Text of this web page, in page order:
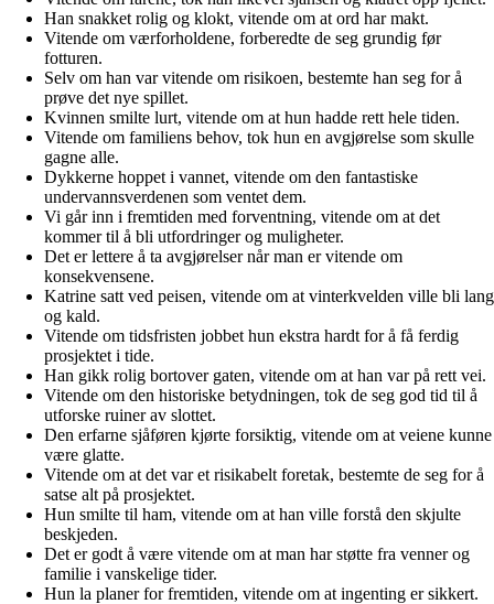
Han snakket rolig og klokt, vitende om at ord har makt.
Vitende om værforholdene, forberedte de seg grundig før
fotturen.
Selv om han var vitende om risikoen, bestemte han seg for å
prøve det nye spillet.
Kvinnen smilte lurt, vitende om at hun hadde rett hele tiden.
Vitende om familiens behov, tok hun en avgjørelse som skulle
gagne alle.
Dykkerne hoppet i vannet, vitende om den fantastiske
undervannsverdenen som ventet dem.
Vi går inn i fremtiden med forventning, vitende om at det
kommer til å bli utfordringer og muligheter.
Det er lettere å ta avgjørelser når man er vitende om
konsekvensene.
Katrine satt ved peisen, vitende om at vinterkvelden ville bli lang
og kald.
Vitende om tidsfristen jobbet hun ekstra hardt for å få ferdig
prosjektet i tide.
Han gikk rolig bortover gaten, vitende om at han var på rett vei.
Vitende om den historiske betydningen, tok de seg god tid til å
utforske ruiner av slottet.
Den erfarne sjåføren kjørte forsiktig, vitende om at veiene kunne
være glatte.
Vitende om at det var et risikabelt foretak, bestemte de seg for å
satse alt på prosjektet.
Hun smilte til ham, vitende om at han ville forstå den skjulte
beskjeden.
Det er godt å være vitende om at man har støtte fra venner og
familie i vanskelige tider.
Hun la planer for fremtiden, vitende om at ingenting er sikkert.